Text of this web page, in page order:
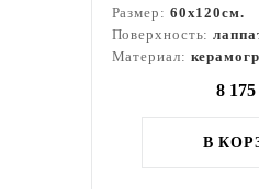
Размер: 60x120см.
Поверхность:
Материал:
8 175
В